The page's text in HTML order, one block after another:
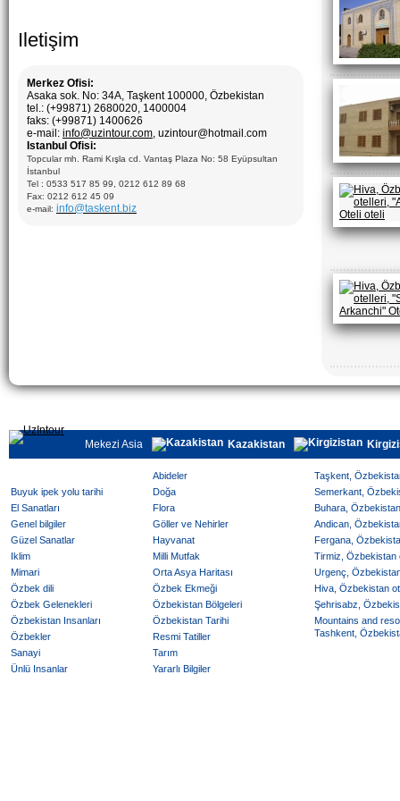
Iletişim
Merkez Ofisi:
Asaka sok. No: 34A, Taşkent 100000, Özbekistan
tel.: (+99871) 2680020, 1400004
faks: (+99871) 1400626
e-mail: info@uzintour.com, uzintour@hotmail.com
Istanbul Ofisi:
Topcular mh. Rami Kışla cd. Vantaş Plaza No: 58 Eyüpsultan
İstanbul
Tel : 0533 517 85 99, 0212 612 89 68
Fax: 0212 612 45 09
e-mail: info@taskent.biz
Mekezi Asia Kazakistan
Abideler
Buyuk ipek yolu tarihi
Doğa
El Sanatları
Flora
Genel bilgiler
Göller ve Nehirler
Güzel Sanatlar
Hayvanat
Iklim
Milli Mutfak
Mimari
Orta Asya Haritası
Özbek dili
Özbek Ekmeği
Özbek Gelenekleri
Özbekistan Bölgeleri
Özbekistan Insanları
Özbekistan Tarihi
Özbekler
Resmi Tatiller
Sanayi
Tarım
Ünlü Insanlar
Yararlı Bilgiler
Taşkent,
Semerkant,
Buhara,
Andican,
Fergana,
Tirmiz, Özbekistan
Urgenç,
Hiva, Özbekistan
Şehrisabz,
Mountains and
Tashkent,